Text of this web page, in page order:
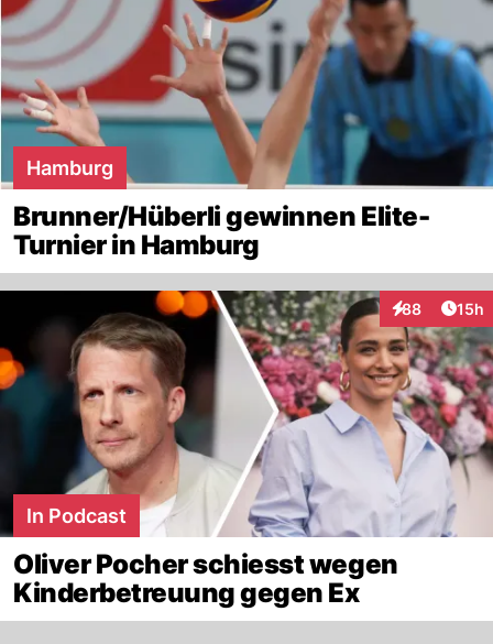
Hamburg
Brunner/Hüberli gewinnen Elite-
Turnier in Hamburg
88
Interaktionen
15h
In Podcast
Oliver Pocher schiesst wegen
Kinderbetreuung gegen Ex